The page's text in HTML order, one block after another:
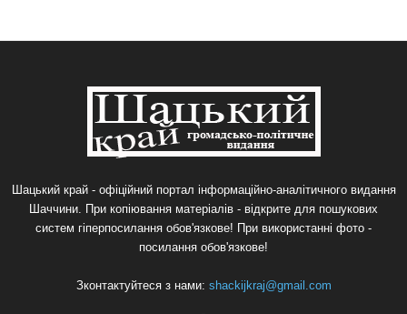
Шацький край - офіційний портал інформаційно-аналітичного видання
Шаччини. При копіювання матеріалів - відкрите для пошукових
систем гіперпосилання обов'язкове! При використанні фото -
посилання обов'язкове!
Зконтактуйтеся з нами: shackijkraj@gmail.com